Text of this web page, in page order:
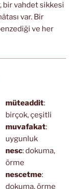
bir vahdet sikkesi
var. Bir
ve her
müteaddit:
birçok, çeşitli
muvafakat:
uygunluk
nesc: dokuma,
örme
nescetme:
dokuma, örme